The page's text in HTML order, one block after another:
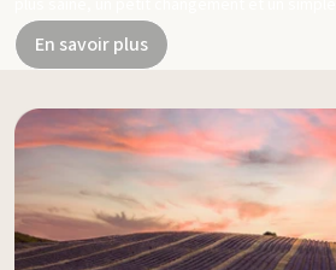
En savoir plus